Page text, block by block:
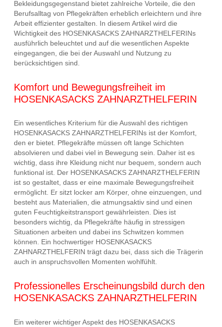
Bekleidungsgegenstand bietet zahlreiche Vorteile, die den
Berufsalltag von Pflegekräften erheblich erleichtern und ihre
Arbeit effizienter gestalten. In diesem Artikel wird die
Wichtigkeit des HOSENKASACKS ZAHNARZTHELFERINs
ausführlich beleuchtet und auf die wesentlichen Aspekte
eingegangen, die bei der Auswahl und Nutzung zu
berücksichtigen sind.
Komfort und Bewegungsfreiheit im
HOSENKASACKS ZAHNARZTHELFERIN
Ein wesentliches Kriterium für die Auswahl des richtigen
HOSENKASACKS ZAHNARZTHELFERINs ist der Komfort,
den er bietet. Pflegekräfte müssen oft lange Schichten
absolvieren und dabei viel in Bewegung sein. Daher ist es
wichtig, dass ihre Kleidung nicht nur bequem, sondern auch
funktional ist. Der HOSENKASACKS ZAHNARZTHELFERIN
ist so gestaltet, dass er eine maximale Bewegungsfreiheit
ermöglicht. Er sitzt locker am Körper, ohne einzuengen, und
besteht aus Materialien, die atmungsaktiv sind und einen
guten Feuchtigkeitstransport gewährleisten. Dies ist
besonders wichtig, da Pflegekräfte häufig in stressigen
Situationen arbeiten und dabei ins Schwitzen kommen
können. Ein hochwertiger HOSENKASACKS
ZAHNARZTHELFERIN trägt dazu bei, dass sich die Trägerin
auch in anspruchsvollen Momenten wohlfühlt.
Professionelles Erscheinungsbild durch den
HOSENKASACKS ZAHNARZTHELFERIN
Ein weiterer wichtiger Aspekt des HOSENKASACKS